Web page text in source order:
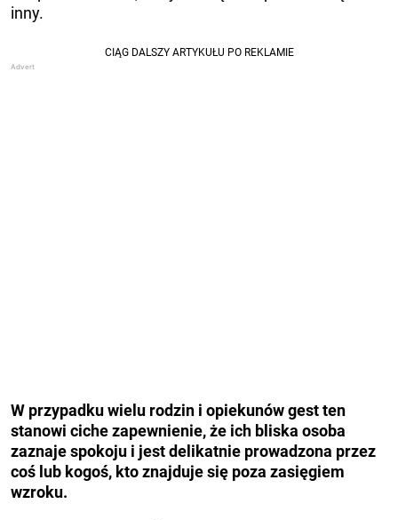
inny.
W przypadku wielu rodzin i opiekunów gest ten
stanowi ciche zapewnienie, że ich bliska osoba
zaznaje spokoju i jest delikatnie prowadzona przez
coś lub kogoś, kto znajduje się poza zasięgiem
wzroku.